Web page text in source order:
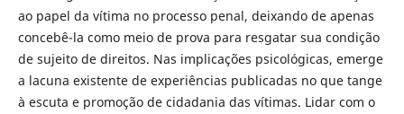
ao papel da vítima no processo penal, deixando de apenas
concebê-la como meio de prova para resgatar sua condição
de sujeito de direitos. Nas implicações psicológicas, emerge
a lacuna existente de experiências publicadas no que tange
à escuta e promoção de cidadania das vítimas. Lidar com o